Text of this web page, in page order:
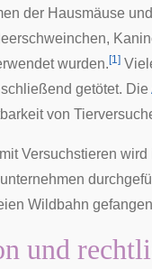
der Hausmäuse
,
wurden. [1]
getötet. Die
von
Versuchstieren wird
Wildbahn
und